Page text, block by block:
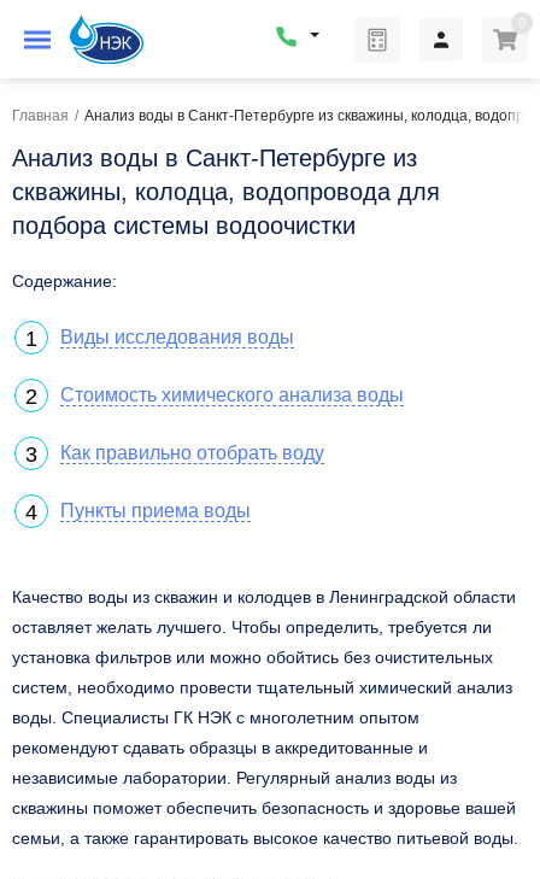
0
Главная / Анализ воды в Санкт-Петербурге из скважины, колодца,
Анализ воды в Санкт-Петербурге из
скважины, колодца, водопровода для
подбора системы водоочистки
Содержание:
Виды исследования воды
Стоимость химического анализа воды
Как правильно отобрать воду
Пункты приема воды
Качество воды из скважин и колодцев в Ленинградской области
оставляет желать лучшего. Чтобы определить, требуется ли
установка фильтров или можно обойтись без очистительных
систем, необходимо провести тщательный химический анализ
воды. Специалисты ГК НЭК с многолетним опытом
рекомендуют сдавать образцы в аккредитованные и
независимые лаборатории. Регулярный анализ воды из
скважины поможет обеспечить безопасность и здоровье вашей
семьи, а также гарантировать высокое качество питьевой воды.